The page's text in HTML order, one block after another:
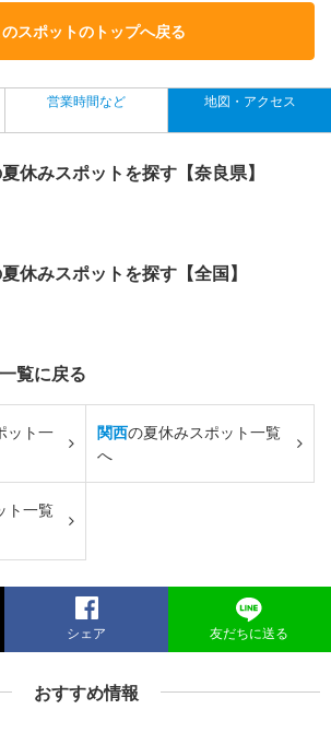
スポットのトップへ戻る
営業時間など 地図・アクセス
休みスポットを探す【奈良県】
休みスポットを探す【全国】
覧に戻る
ット一
関西の夏休みスポット一覧
へ
ト一覧
シェア 友だちに送る
おすすめ情報